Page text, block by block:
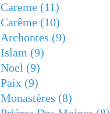
Careme (11)
Carême (10)
Archontes (9)
Islam (9)
Noel (9)
Paix (9)
Monastères (8)